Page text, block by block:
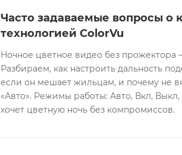
Часто задаваемые вопросы о
технологией ColorVu
Ночное цветное видео без прожектора
Разбираем, как настроить дальность
если он мешает жильцам, и почему не
«Авто». Режимы работы: Авто, Вкл,
хочет цветную ночь без компромиссов.